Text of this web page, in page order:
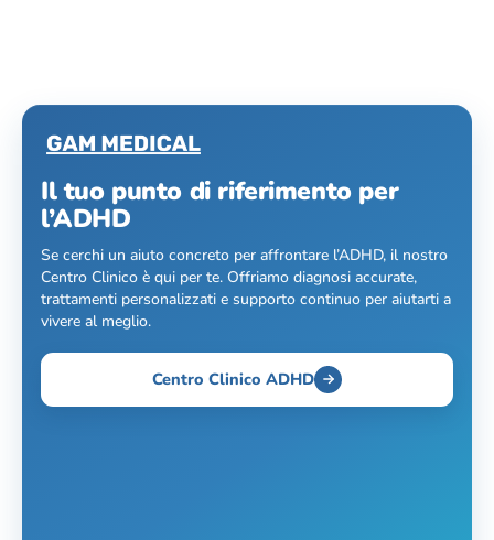
Il tuo punto di riferimento per
l’ADHD
Se cerchi un aiuto concreto per affrontare l’ADHD, il nostro
Centro Clinico è qui per te. Offriamo diagnosi accurate,
trattamenti personalizzati e supporto continuo per aiutarti a
vivere al meglio.
Centro Clinico ADHD